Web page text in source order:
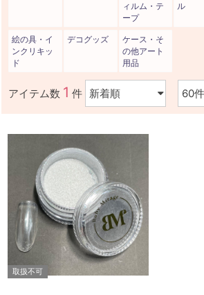
ィルム・テ
ープ
ル
絵の具・イ
ンクリキッ
ド
デコグッズ
ケース・そ
の他アート
用品
アイテム数 1 件
取扱不可